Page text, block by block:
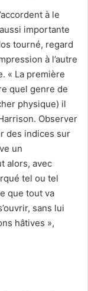
à le
importante
tourné, regard
à l’autre
« La première
quel genre de
physique) il
Observer
des indices sur
un
alors, avec
tel ou tel
que tout va
sans lui
hâtives »,